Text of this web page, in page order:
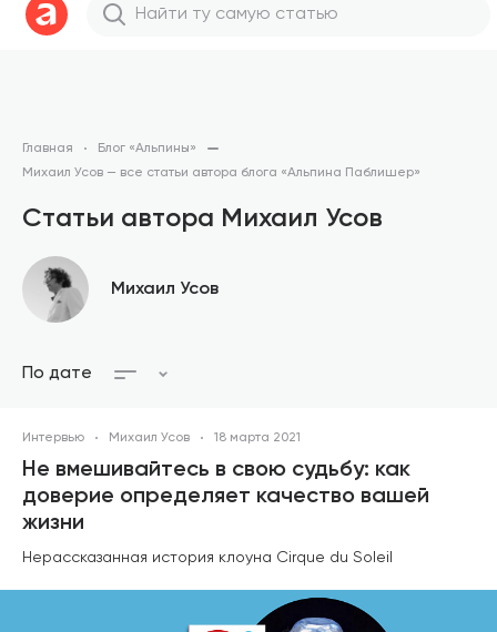
Главная
Блог «Альпины»
Михаил Усов — все статьи автора блога «Альпина Паблишер»
Статьи автора Михаил Усов
Михаил Усов
По дате
Интервью Михаил Усов 18 марта 2021
Не вмешивайтесь в свою судьбу: как
доверие определяет качество вашей
жизни
Нерассказанная история клоуна Cirque du Soleil